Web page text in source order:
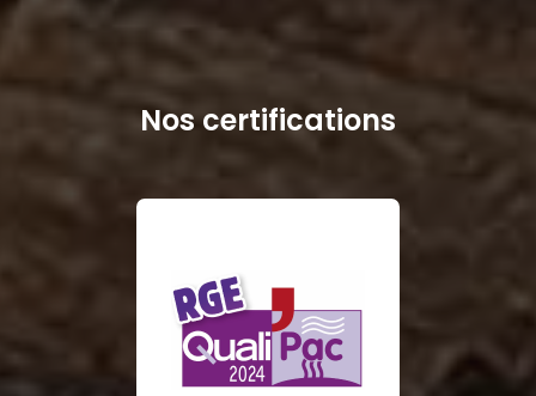
Nos certifications